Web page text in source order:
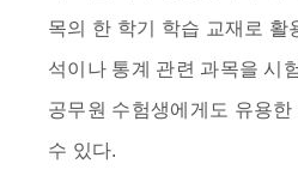
목의 한 학기 학습 교재로 활
석이나 통계 관련 과목을 시
공무원 수험생에게도 유용
수 있다.